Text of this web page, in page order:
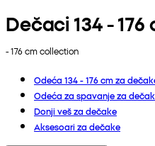
Dečaci 134 - 176
- 176 cmcollection
Odeća 134 - 176 cm za
Odeća za spavanje za
Donji veš za dečake
Aksesoari za dečake